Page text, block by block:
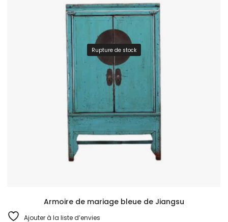
Rupture de stock
Armoire de mariage bleue de Jiangsu
Ajouter à la liste d’envies